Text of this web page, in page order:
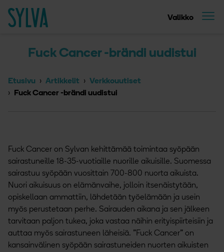
Valikko
Fuck Cancer -brändi uudistui
Etusivu Artikkelit
Verkkouutiset
Fuck Cancer -brändi uudistui
Fuck Cancer on Sylvan kehittämää toimintaa syöpään
sairastuneille 18-35-vuotiaille nuorille aikuisille. Suomessa
sairastuu syöpään vuosittain 700-800 nuorta aikuista.
Nuori aikuisuus on elämänvaihe, jolloin itsenäistytään,
opiskellaan ammattiin, lähdetään työelämään ja usein
myös perustetaan perhe. Sairauden aikana ja sen jälkeen
tarvitaan paljon tukea, joka vastaa näihin erityispiirteisiin ja
auttaa myös sairastuneen läheisiä. ”Fuck Cancer” on
kansainvälinen syöpään sairastuneiden nuorten aikuisten